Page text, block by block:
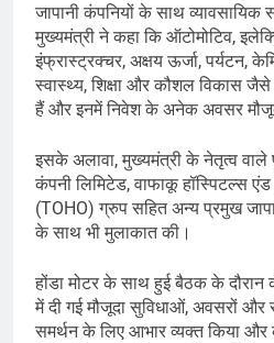
जापानी कंपनियों के साथ व्यावसायिक
मुख्यमंत्री ने कहा कि ऑटोमोटिव,
इंफ्रास्ट्रक्चर, अक्षय ऊर्जा, पर्यटन,
स्वास्थ्य, शिक्षा और कौशल विकास जैसे
हैं और इनमें निवेश के अनेक अवसर
इसके अलावा, मुख्यमंत्री के नेतृत्व वाले
कंपनी लिमिटेड, वाफाकू हॉस्पिटल्स
(TOHO) ग्रुप सहित अन्य प्रमुख
के साथ भी मुलाकात की।
होंडा मोटर के साथ हुई बैठक के दौरान
में दी गई मौजूदा सुविधाओं, अवसरों और
समर्थन के लिए आभार व्यक्त किया